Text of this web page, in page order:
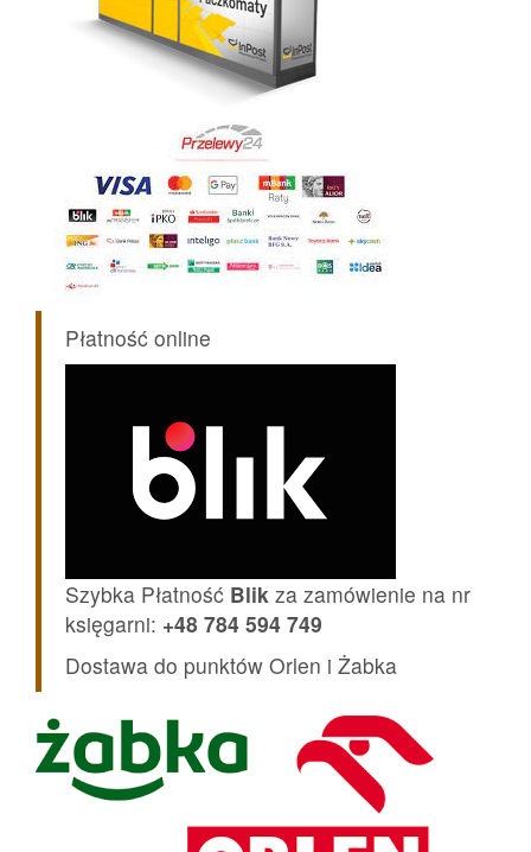
Płatność online
Szybka Płatność Blik za zamówienie na nr
księgarni: +48 784 594 749
Dostawa do punktów Orlen i Żabka